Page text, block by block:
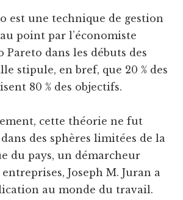
est une technique de gestion
point par l’économiste
dans les débuts des
stipule, en bref, que 20 % des
80 % des objectifs.
cette théorie ne fut
des sphères limitées de la
du pays, un démarcheur
Joseph M. Juran a
au monde du travail.